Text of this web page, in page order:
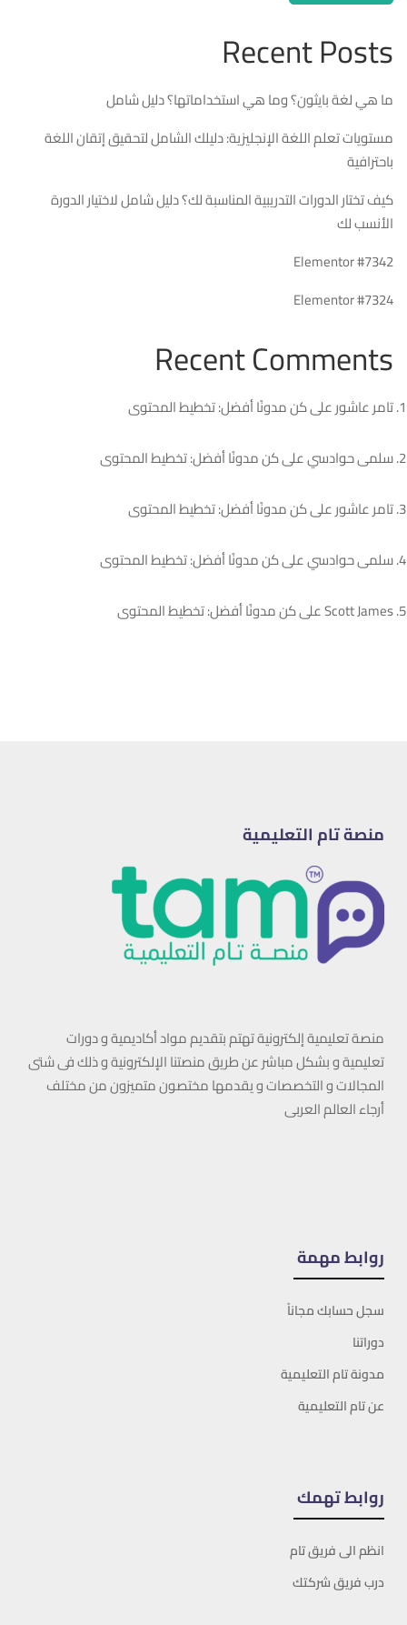
Recent Posts
ما هي لغة بايثون؟ وما هي استخداماتها؟ دليل شامل
مستويات تعلم اللغة الإنجليزية: دليلك الشامل لتحقيق إتقان اللغة
باحترافية
كيف تختار الدورات التدريبية المناسبة لك؟ دليل شامل لاختيار الدورة
الأنسب لك
Elementor #7342
Elementor #7324
Recent Comments
تامر عاشورعلىكن مدونًا أفضل: تخطيط المحتوى
سلمى حوادسيعلىكن مدونًا أفضل: تخطيط المحتوى
تامر عاشورعلىكن مدونًا أفضل: تخطيط المحتوى
سلمى حوادسيعلىكن مدونًا أفضل: تخطيط المحتوى
Scott Jamesعلىكن مدونًا أفضل: تخطيط المحتوى
منصة تام التعليمية
منصة تعليمية إلكترونية تهتم بتقديم مواد أكاديمية و دورات
تعليمية و بشكل مباشر عن طريق منصتنا الإلكترونية و ذلك فى شتى
المجالات و التخصصات و يقدمها مختصون متميزون من مختلف
أرجاء العالم العربى
روابط مهمة
سجل حسابك مجاناً
دوراتنا
مدونة تام التعليمية
عن تام التعليمية
روابط تهمك
انظم الى فريق تام
درب فريق شركتك